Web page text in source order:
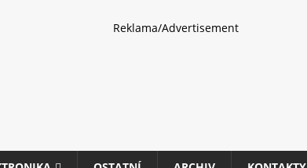
Reklama/Advertisement